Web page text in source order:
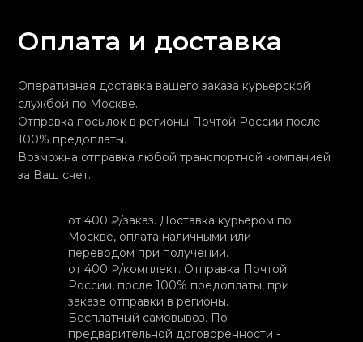
Оплата и доставка
Оперативная доставка вашего заказа курьерской
службой по Москве.
Отправка посылок в регионы Почтой России после
100% предоплаты.
Возможна отправка любой транспортной компанией
за Ваш счет.
от 400 ₽/заказ. Доставка курьером по
Москве, оплата наличными или
переводом при получении.
от 400 ₽/комплект. Отправка Почтой
России, после 100% предоплаты, при
заказе отправки в регионы.
Бесплатный самовывоз. По
предварительной договоренности -